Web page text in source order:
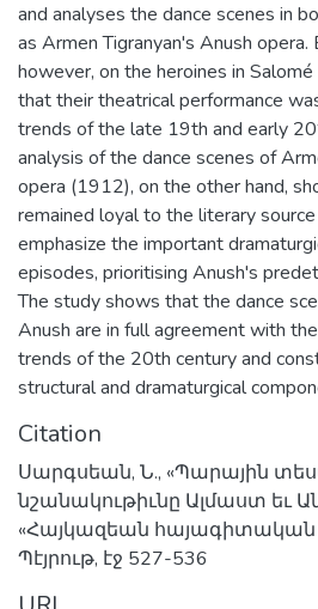
and analyses the dance scenes in
as Armen Tigranyan's Anush opera.
however, on the heroines in
that their theatrical performance
trends of the late 19th and early
analysis of the dance scenes of
opera (1912), on the other hand,
remained loyal to the literary
emphasize the important
episodes, prioritising Anush's
The study shows that the dance
Anush are in full agreement with
trends of the 20th century and
structural and dramaturgical
Citation
Սարգսեան, Ն., «Պարային
նշանակութիւնը Ալմաստ եւ
«Հայկազեան հայագիտական
Պէյրութ, էջ 527-536